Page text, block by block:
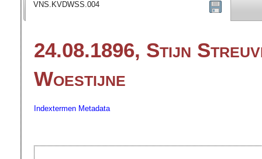
VNS.KVDWSS.004
24.08.1896, Stijn
Woestijne
Indextermen Metadata